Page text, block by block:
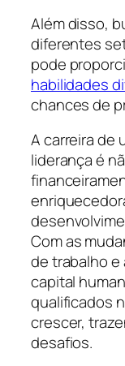
Além disso,
diferentes
pode
habilidades
chances de
A carreira de
liderança é
Com as
de trabalho e
capital
qualificados
crescer,
desafios.